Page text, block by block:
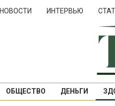
НОВОСТИ ИНТЕРВЬЮ
ОБЩЕСТВО ДЕНЬГИ